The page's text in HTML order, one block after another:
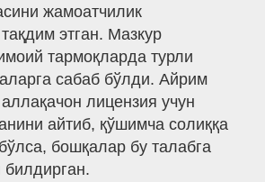
жамоатчилик
этган. Мазкур
тармоқларда турли
сабаб бўлди. Айрим
лицензия учун
айтиб, қўшимча солиққа
бошқалар бу талабга
билдирган.